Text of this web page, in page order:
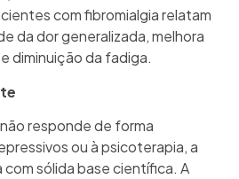
com fibromialgia relatam
da dor generalizada, melhora
diminuição da fadiga.
responde de forma
ou à psicoterapia, a
com sólida base científica. A